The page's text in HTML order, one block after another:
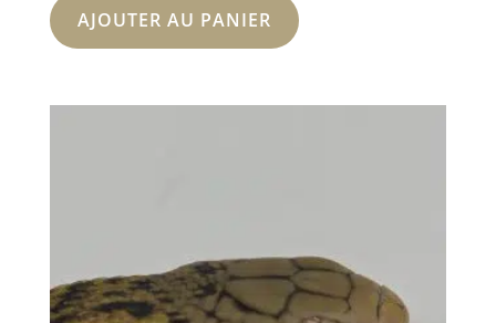
AJOUTER AU PANIER